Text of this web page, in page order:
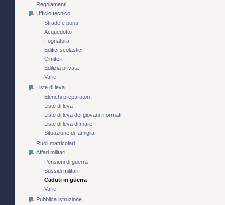
Regolamenti
Ufficio tecnico
Strade e ponti
Acquedotto
Fognatura
Edifici scolastici
Cimiteri
Edilizia privata
Varie
Liste di leva
Elenchi preparatori
Liste di leva
Liste di leva dei giovani riformati
Liste di leva di mare
Situazione di famiglia
Ruoli matricolari
Affari militari
Pensioni di guerra
Sussidi militari
Caduti in guerra
Varie
Pubblica istruzione